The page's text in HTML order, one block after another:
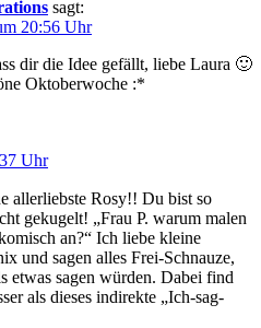
sagt:
20:56 Uhr
dir die Idee gefällt, liebe Laura 🙂
Oktoberwoche :*
Uhr
allerliebste Rosy!! Du bist so
gekugelt! „Frau P. warum malen
an?“ Ich liebe kleine
und sagen alles Frei-Schnauze,
etwas sagen würden. Dabei find
als dieses indirekte „Ich-sag-